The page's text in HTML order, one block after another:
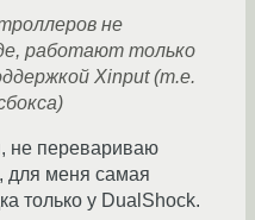
не
работают только
Xinput (т.е.
не перевариваю
для меня самая
только у DualShock.